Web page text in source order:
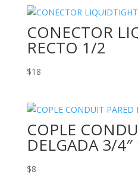
CONECTOR
RECTO 1/2
$18
COPLE
DELGADA 3/
$8